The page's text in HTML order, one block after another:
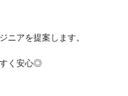
ニアを提案します。
すく安心◎